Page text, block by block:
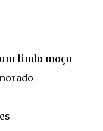
lindo moço